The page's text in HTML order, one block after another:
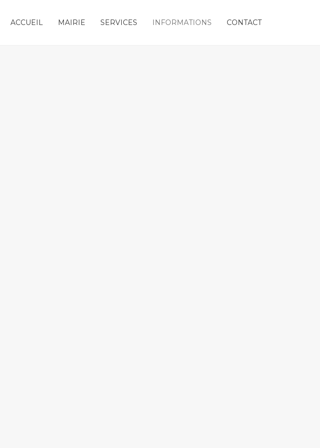
ACCUEIL MAIRIE SERVICES INFORMATIONS CONTACT